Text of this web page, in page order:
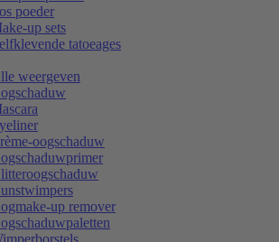
poeder
up sets
tatoeages
weergeven
oogschaduw
up remover